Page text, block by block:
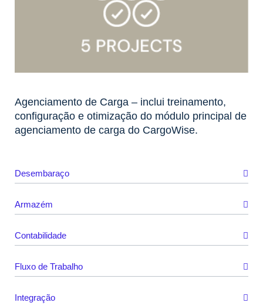
Agenciamento de Carga – inclui treinamento,
configuração e otimização do módulo principal de
agenciamento de carga do CargoWise.
Desembaraço
Armazém
Contabilidade
Fluxo de Trabalho
Integração